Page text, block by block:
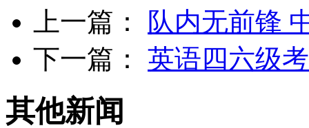
上一篇：
队内无前锋
下一篇： 英语四六级
其他新闻